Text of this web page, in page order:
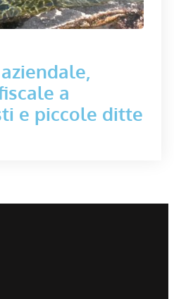
a
e piccole ditte